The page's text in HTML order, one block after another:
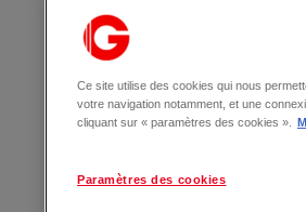
Ce site utilise des cookies qui nous
votre navigation notamment, et une
cliquant sur « paramètres des cookies ».
Paramètres des cookies